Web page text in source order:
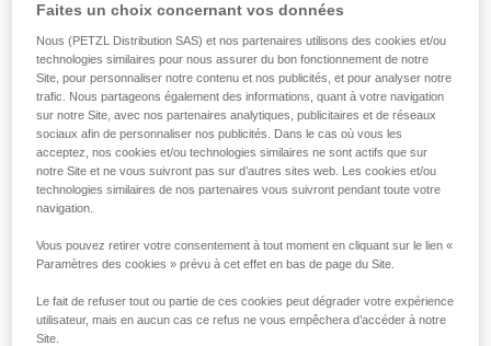
concentration de poussières est très élevée. L'atmosphère
est alors dangereuse : une élévation de température, ou une
simple étincelle, peut entraîner une explosion.
Si un risque d'explosion est identifié dans un environnement
(gaz ou poussières), on lui associe alors une exigence de
sécurité, qui impose l'utilisation d'équipements spécifiques
ditsantidéflagrants
protection, dont l'objectif est de supprimer ce risque
d'explosion.
La norme ATEX
Faites un choix concernant vos données
Nous (PETZL Distribution SAS) et nos partenaires utilisons des cookies et/ou
technologies similaires pour nous assurer du bon fonctionnement de notre
Site, pour personnaliser notre contenu et nos publicités, et pour analyser notre
trafic. Nous partageons également des informations, quant à votre navigation
sur notre Site, avec nos partenaires analytiques, publicitaires et de réseaux
sociaux afin de personnaliser nos publicités. Dans le cas où vous les
acceptez, nos cookies et/ou technologies similaires ne sont actifs que sur
notre Site et ne vous suivront pas sur d’autres sites web. Les cookies et/ou
technologies similaires de nos partenaires vous suivront pendant toute votre
navigation.
Vous pouvez retirer votre consentement à tout moment en cliquant sur le lien «
Paramètres des cookies » prévu à cet effet en bas de page du Site.
Le fait de refuser tout ou partie de ces cookies peut dégrader votre expérience
utilisateur, mais en aucun cas ce refus ne vous empêchera d’accéder à notre
Site.